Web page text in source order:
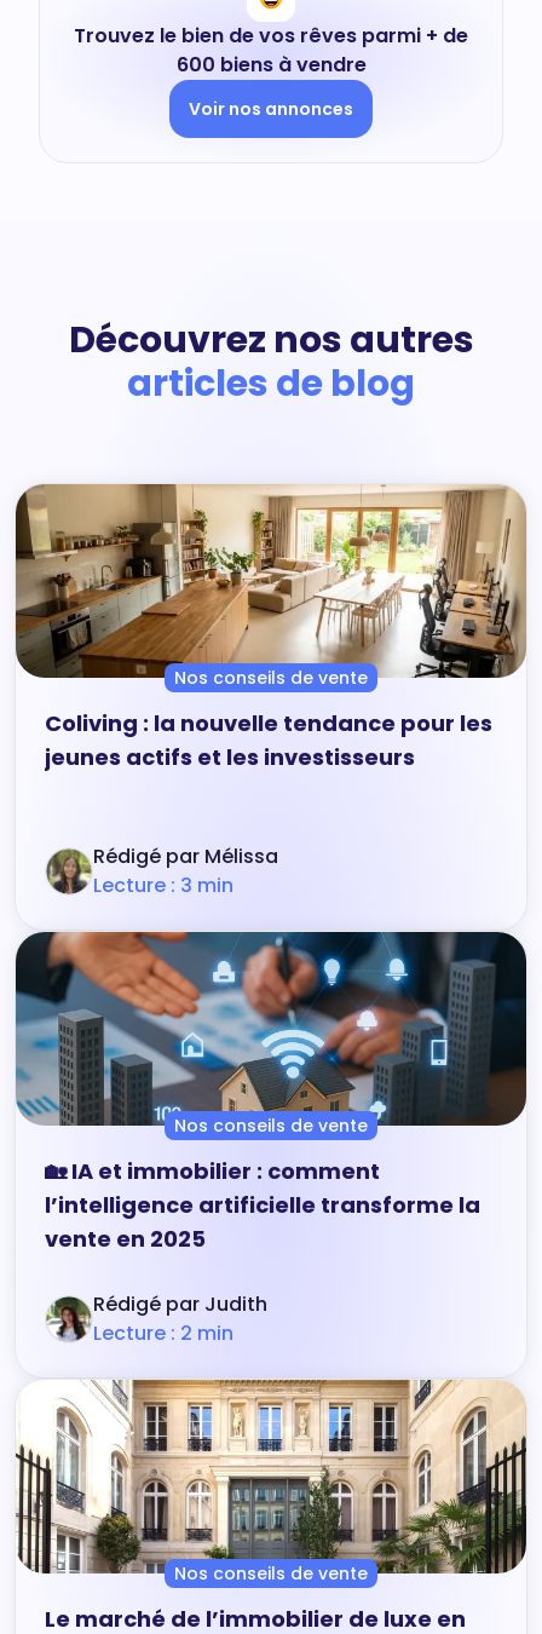
Trouvez le bien de vos rêves parmi + de
600 biens à vendre
Voir nos annonces
Découvrez nos autres
articles de blog
Nos conseils de vente
Coliving : la nouvelle tendance pour les
jeunes actifs et les investisseurs
Rédigé par Mélissa
Lecture : 3 min
Nos conseils de vente
🏡 IA et immobilier : comment
l’intelligence artificielle transforme la
vente en 2025
Rédigé par Judith
Lecture : 2 min
Nos conseils de vente
Le marché de l’immobilier de luxe en